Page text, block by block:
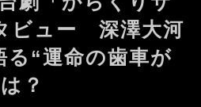
ビュー 深澤大河
る“運命の歯車が
は？